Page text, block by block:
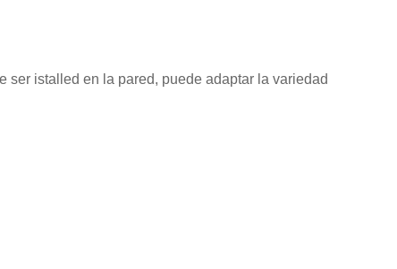
istalled en la pared, puede adaptar la variedad